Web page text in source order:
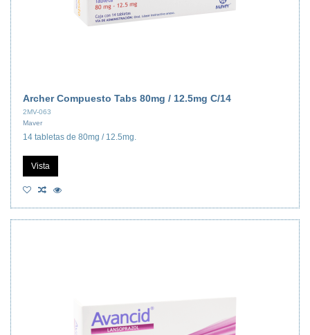
Archer Compuesto Tabs 80mg / 12.5mg C/14
2MV-063
Maver
14 tabletas de 80mg / 12.5mg.
Vista